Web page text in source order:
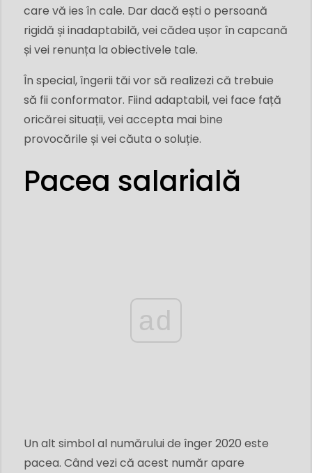
care vă ies în cale. Dar dacă ești o persoană
rigidă și inadaptabilă, vei cădea ușor în capcană
și vei renunța la obiectivele tale.
În special, îngerii tăi vor să realizezi că trebuie
să fii conformator. Fiind adaptabil, vei face față
oricărei situații, vei accepta mai bine
provocările și vei căuta o soluție.
Pacea salarială
ad
Un alt simbol al numărului de înger 2020 este
pacea. Când vezi că acest număr apare